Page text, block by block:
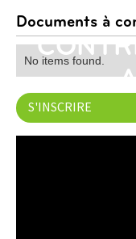
Documents à
No items found.
S'INSCRIRE